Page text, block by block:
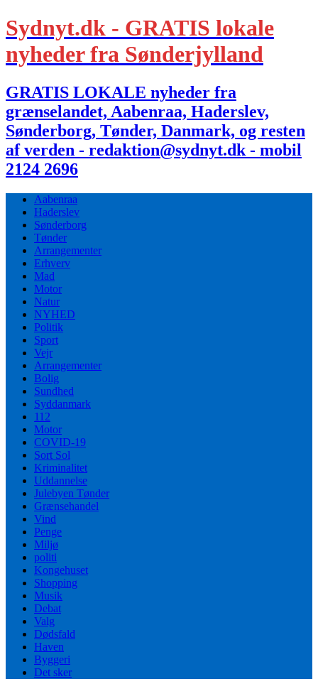
Sydnyt.dk - GRATIS lokale
nyheder fra Sønderjylland
GRATIS LOKALE nyheder fra
grænselandet, Aabenraa, Haderslev,
Sønderborg, Tønder, Danmark, og resten
af verden - redaktion@sydnyt.dk - mobil
2124 2696
Aabenraa
Haderslev
Sønderborg
Tønder
Arrangementer
Erhverv
Mad
Motor
Natur
NYHED
Politik
Sport
Vejr
Arrangementer
Bolig
Sundhed
Syddanmark
112
Motor
COVID-19
Sort Sol
Kriminalitet
Uddannelse
Julebyen Tønder
Grænsehandel
Vind
Penge
Miljø
politi
Kongehuset
Shopping
Musik
Debat
Valg
Dødsfald
Haven
Byggeri
Det sker